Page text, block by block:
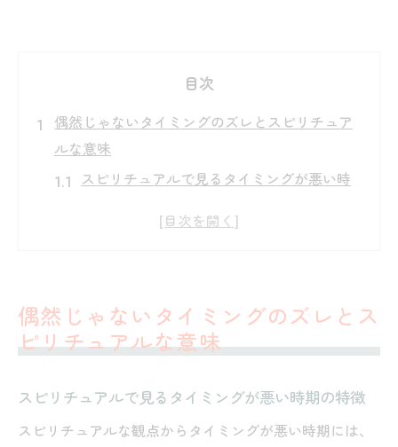
目次
偶然じゃないタイミングのズレとスピリチュア
ルな意味
スピリチュアルで見るタイミングが悪い時
見極める方法
何かとタイミングが悪い時のスピリチュア
タイミングが合わない時スピリチュアルな
意味を探るコツ
偶然じゃないタイミングのズレとス
ピリチュアルな意味
スピリチュアルで見るタイミングが悪い時期の特徴
スピリチュアルな観点からタイミングが悪い時期には、